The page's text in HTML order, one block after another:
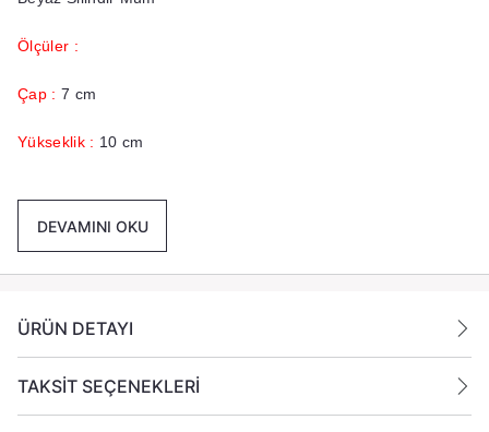
Ölçüler :
Çap : 7 cm
Yükseklik : 10 cm
Paket İçeriği :1 Koli İçinde 24 Adet Mum
Yanan bir mumun durumunu belirli aralıklarla kontrol
edin.
DEVAMINI OKU
ÜRÜN DETAYI
TAKSİT SEÇENEKLERİ